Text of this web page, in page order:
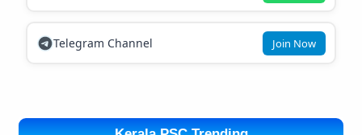
Telegram Channel Join Now